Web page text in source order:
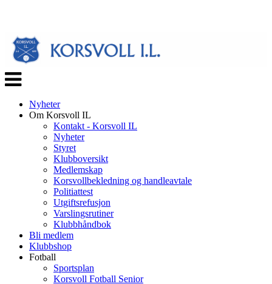
Veksle
navigasjon
Nyheter
Om Korsvoll IL
Kontakt - Korsvoll IL
Nyheter
Styret
Klubboversikt
Medlemskap
Korsvollbekledning og handleavtale
Politiattest
Utgiftsrefusjon
Varslingsrutiner
Klubbhåndbok
Bli medlem
Klubbshop
Fotball
Sportsplan
Korsvoll Fotball Senior